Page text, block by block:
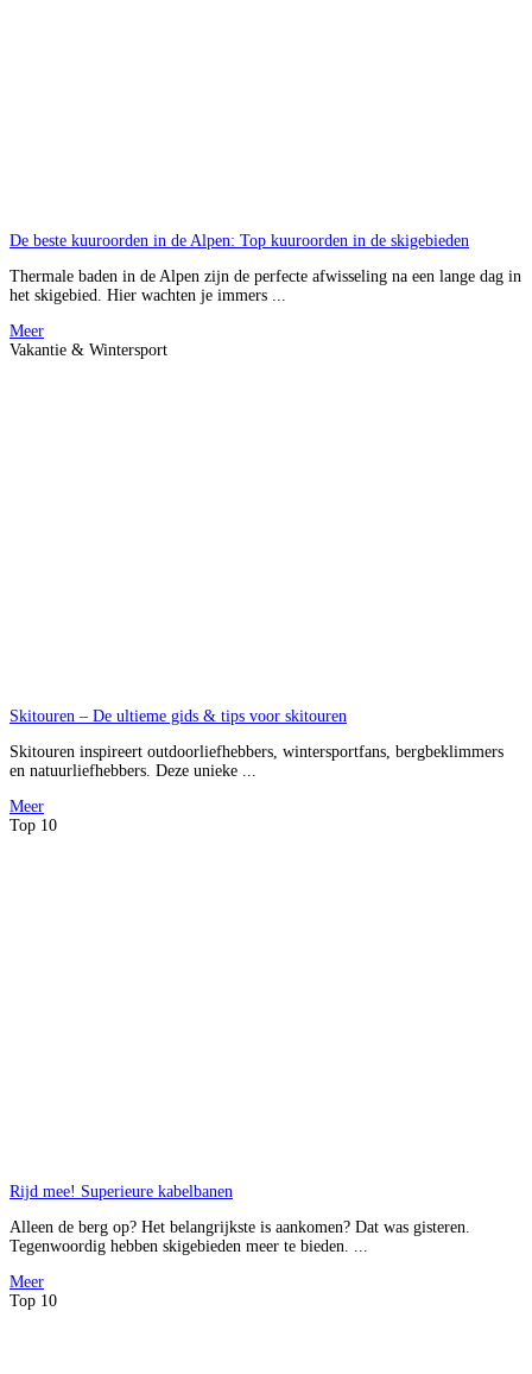
De beste kuuroorden in de Alpen: Top kuuroorden in de skigebieden
Thermale baden in de Alpen zijn de perfecte afwisseling na een lange dag in
het skigebied. Hier wachten je immers ...
Meer
Vakantie & Wintersport
Skitouren – De ultieme gids & tips voor skitouren
Skitouren inspireert outdoorliefhebbers, wintersportfans, bergbeklimmers
en natuurliefhebbers. Deze unieke ...
Meer
Top 10
Rijd mee! Superieure kabelbanen
Alleen de berg op? Het belangrijkste is aankomen? Dat was gisteren.
Tegenwoordig hebben skigebieden meer te bieden. ...
Meer
Top 10